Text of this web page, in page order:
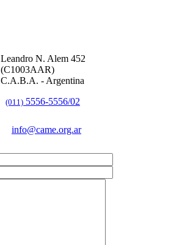
Leandro N. Alem 452
(C1003AAR)
C.A.B.A. - Argentina
(011) 5556-5556/02
info@came.org.ar